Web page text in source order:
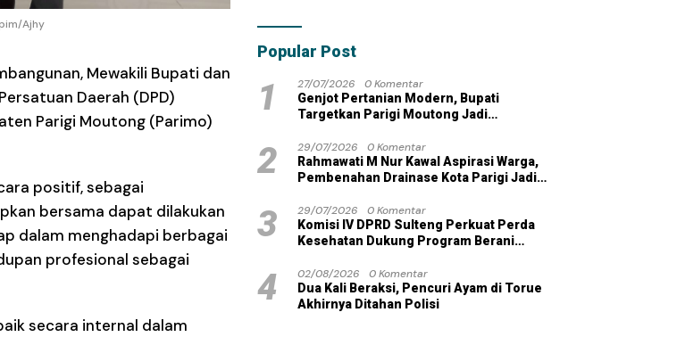
Ajhy
Mewakili Bupati dan
Daerah (DPD)
Parigi Moutong (Parimo)
positif, sebagai
bersama dapat dilakukan
dalam menghadapi berbagai
profesional sebagai
secara internal dalam
Tambahan dengan
Popular Post
1 27/07/2026
0 Komentar
Genjot Pertanian Modern, Bupati
Targetkan Parigi Moutong Jadi
2 29/07/2026
0 Komentar
Rahmawati M Nur Kawal Aspirasi Warga,
Pembenahan Drainase Kota Parigi Jadi
3 29/07/2026
0 Komentar
Komisi IV DPRD Sulteng Perkuat Perda
Kesehatan Dukung Program Berani
4 02/08/2026
0 Komentar
Dua Kali Beraksi, Pencuri Ayam di Torue
Akhirnya Ditahan Polisi